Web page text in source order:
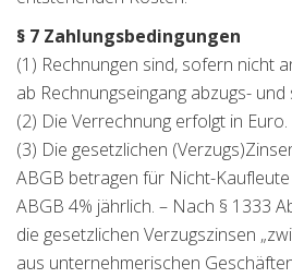
§ 7 Zahlungsbedingungen
(1) Rechnungen sind, sofern nicht
ab Rechnungseingang abzugs- und
(2) Die Verrechnung erfolgt in Euro.
(3) Die gesetzlichen
ABGB betragen für Nicht-Kaufleute
ABGB 4% jährlich. – Nach § 1333
die gesetzlichen Verzugszinsen
aus unternehmerischen